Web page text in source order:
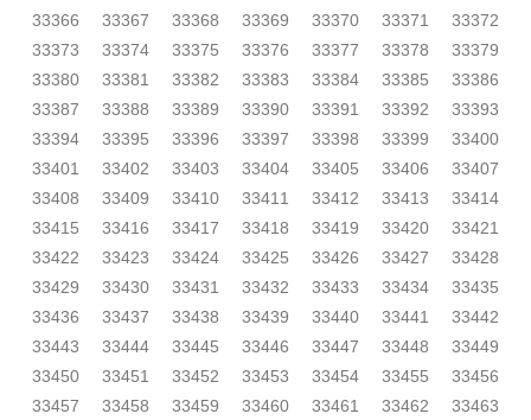
33366
33367 33368 33369 33370 33371
33372
33373
33374 33375 33376 33377 33378
33379
33380
33381 33382 33383 33384 33385
33386
33387
33388 33389 33390 33391 33392
33393
33394
33395 33396 33397 33398 33399
33400
33401
33402 33403 33404 33405 33406
33407
33408
33409 33410 33411 33412 33413
33414
33415
33416 33417 33418 33419 33420
33421
33422
33423 33424 33425 33426 33427
33428
33429
33430 33431 33432 33433 33434
33435
33436
33437 33438 33439 33440 33441
33442
33443
33444 33445 33446 33447 33448
33449
33450
33451 33452 33453 33454 33455
33456
33457
33458 33459 33460 33461 33462
33463